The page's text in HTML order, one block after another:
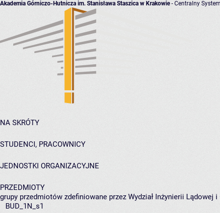
Akademia Górniczo-Hutnicza im. Stanisława Staszica w Krakowie- Centralny
NA SKRÓTY
STUDENCI, PRACOWNICY
JEDNOSTKI ORGANIZACYJNE
PRZEDMIOTY
grupy przedmiotów zdefiniowane przez Wydział Inżynierii Lądowej
BUD_1N_s1